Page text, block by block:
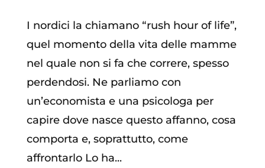
I nordici la chiamano “rush hour of life”,
quel momento della vita delle mamme
nel quale non si fa che correre, spesso
perdendosi. Ne parliamo con
un’economista e una psicologa per
capire dove nasce questo affanno, cosa
comporta e, soprattutto, come
affrontarlo Lo ha...